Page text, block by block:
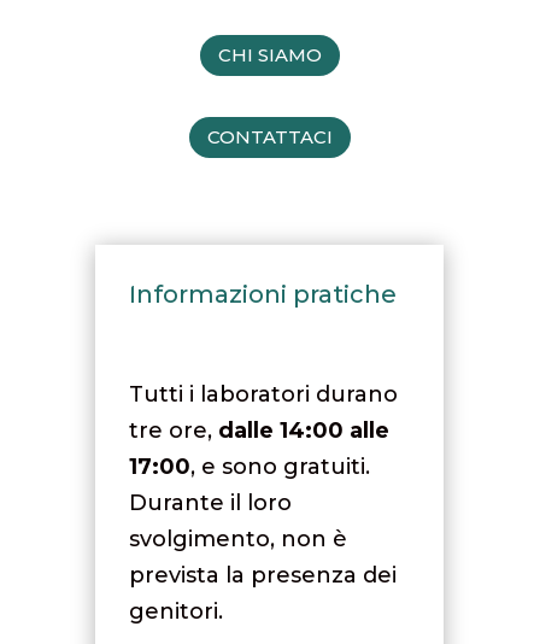
CHI SIAMO
CONTATTACI
Informazioni pratiche
Tutti i laboratori durano
tre ore, dalle 14:00 alle
17:00, e sono gratuiti.
Durante il loro
svolgimento, non è
prevista la presenza dei
genitori.